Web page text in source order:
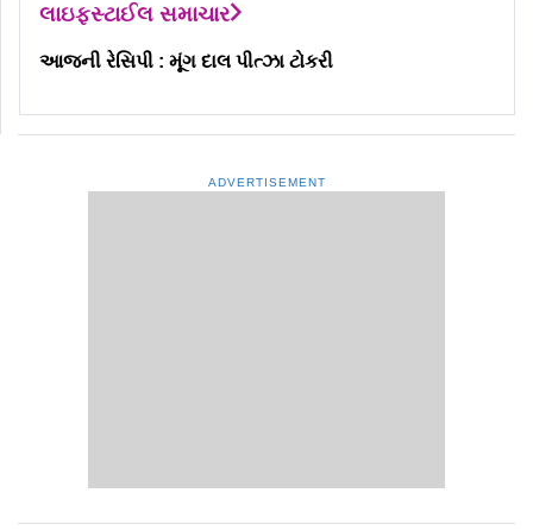
લાઇફસ્ટાઈલ સમાચાર
આજની રેસિપી : મૂંગ દાલ પીત્ઝા ટોકરી
ADVERTISEMENT